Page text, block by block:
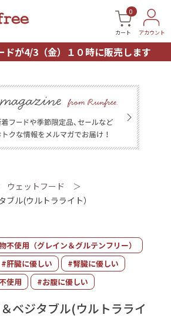
0
カート アカウント
ドが4/3（金）１０時に販売します
ウェットフード
＞
ル(ウルトラライト）
不使用（グレイン＆グルテンフリー）
#肝臓に優しい
#腎臓に優しい
使用 #お腹に優しい
ベジタブル(ウルトラライ